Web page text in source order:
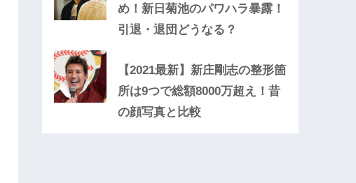
め！新日菊池のパワハラ暴露！
引退・退団どうなる？
【2021最新】新庄剛志の整形箇
所は9つで総額8000万超え！昔
の顔写真と比較